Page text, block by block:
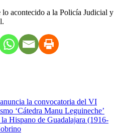
acontecido a la Policía Judicial y
la convocatoria del VI
‘Cátedra Manu Leguineche’
Hispano de Guadalajara (1916-